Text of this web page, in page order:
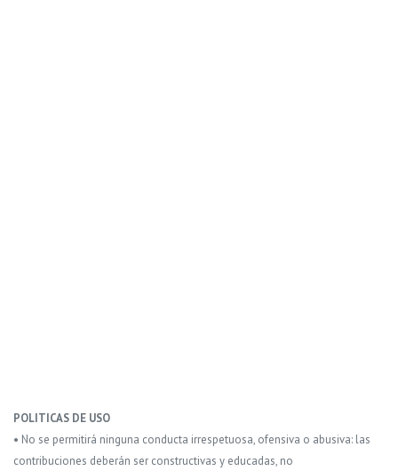
POLITICAS DE USO
• No se permitirá ninguna conducta irrespetuosa, ofensiva o abusiva: las
contribuciones deberán ser constructivas y educadas, no